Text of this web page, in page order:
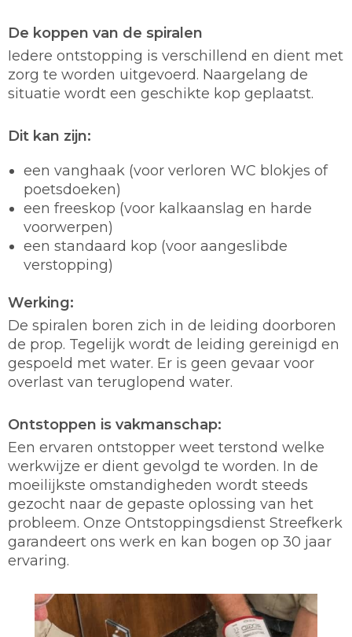
De koppen van de spiralen
Iedere ontstopping is verschillend en dient met
zorg te worden uitgevoerd. Naargelang de
situatie wordt een geschikte kop geplaatst.
Dit kan zijn:
een vanghaak (voor verloren WC blokjes of
poetsdoeken)
een freeskop (voor kalkaanslag en harde
voorwerpen)
een standaard kop (voor aangeslibde
verstopping)
Werking:
De spiralen boren zich in de leiding doorboren
de prop. Tegelijk wordt de leiding gereinigd en
gespoeld met water. Er is geen gevaar voor
overlast van teruglopend water.
Ontstoppen is vakmanschap:
Een ervaren ontstopper weet terstond welke
werkwijze er dient gevolgd te worden. In de
moeilijkste omstandigheden wordt steeds
gezocht naar de gepaste oplossing van het
probleem. Onze Ontstoppingsdienst Streefkerk
garandeert ons werk en kan bogen op 30 jaar
ervaring.